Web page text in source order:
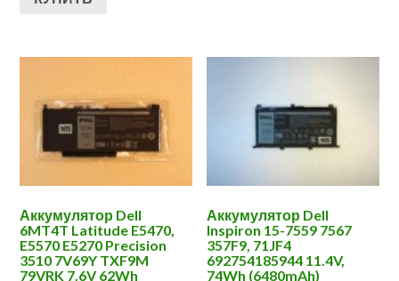
Аккумулятор Dell
6MT4T Latitude E5470,
E5570 E5270 Precision
3510 7V69Y TXF9M
79VRK 7.6V 62Wh
Аккумулятор Dell
Inspiron 15-7559 7567
357F9, 71JF4
692754185944 11.4V,
74Wh (6480mAh)